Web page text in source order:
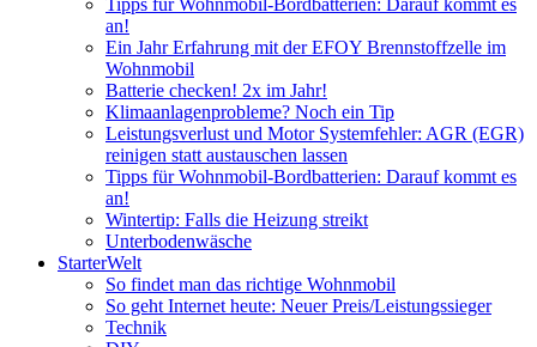
an!
Ein Jahr Erfahrung mit der EFOY Brennstoffzelle im
Wohnmobil
Batterie checken! 2x im Jahr!
Klimaanlagenprobleme? Noch ein Tip
Leistungsverlust und Motor Systemfehler: AGR (EGR)
reinigen statt austauschen lassen
Tipps für Wohnmobil-Bordbatterien: Darauf kommt es
an!
Wintertip: Falls die Heizung streikt
Unterbodenwäsche
StarterWelt
So findet man das richtige Wohnmobil
So geht Internet heute: Neuer Preis/Leistungssieger
Technik